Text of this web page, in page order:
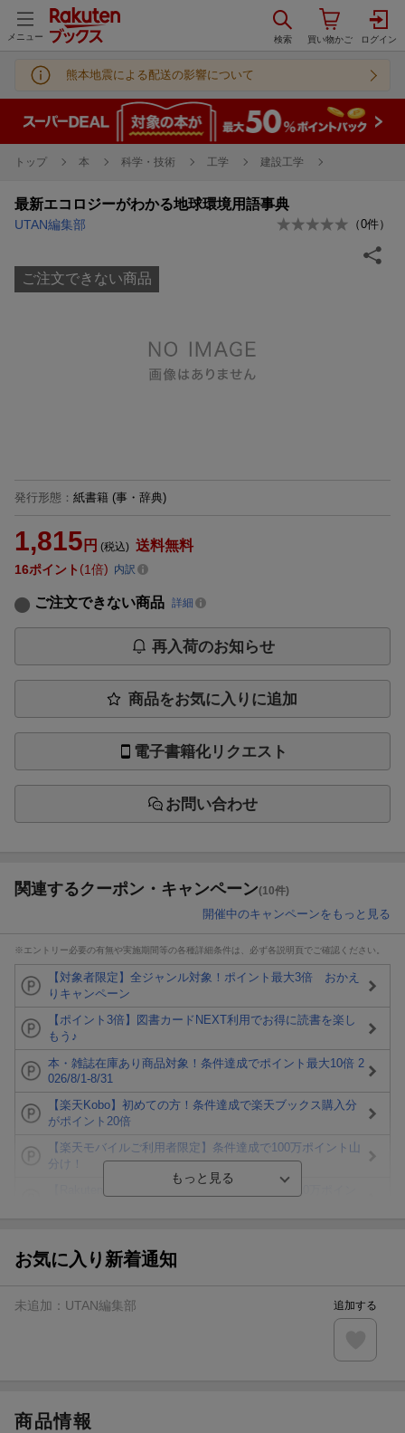
メニュー
熊本地震による配送の影響について
トップ 本 科学・技術 工学 建設工学
最新エコロジーがわかる地球環境用語事典
UTAN編集部 （0件）
ご注文できない商品
発行形態 ： 紙書籍 (事・辞典)
1,815 円 (税込) 送料無料
16ポイント 1倍 内訳
ご注文できない商品 詳細
再入荷のお知らせ
商品をお気に入りに追加
電子書籍化リクエスト
お問い合わせ
関連するクーポン・キャンペーン(10件)
開催中のキャンペーンをもっと見る
※エントリー必要の有無や実施期間等の各種詳細条件は、必ず各説明頁でご確認ください。
【対象者限定】全ジャンル対象！ポイント最大3倍 おかえ
りキャンペーン
【ポイント3倍】図書カードNEXT利用でお得に読書を楽し
もう♪
本・雑誌在庫あり商品対象！条件達成でポイント最大10倍 2
026/8/1-8/31
【楽天Kobo】初めての方！条件達成で楽天ブックス購入分
がポイント20倍
【楽天モバイルご利用者限定】条件達成で100万ポイント山
分け！
が当たる！
楽天モバイル紹介キャンペーンの拡散で300円OFFクーポン
条件達成で楽天限定・宝塚歌劇 宙組貸切公演ペアチケット
お気に入り新着通知
未追加： UTAN編集部 追加する
商品情報